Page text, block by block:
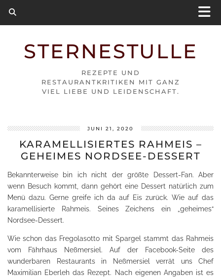
STERNESTULLE
REZEPTE UND
RESTAURANTKRITIKEN MIT GANZ
VIEL LIEBE UND LEIDENSCHAFT.
JUNI 21, 2020
KARAMELLISIERTES RAHMEIS –
GEHEIMES NORDSEE-DESSERT
Bekannterweise bin ich nicht der größte Dessert-Fan. Aber
wenn Besuch kommt, dann gehört eine Dessert natürlich zum
Menü dazu. Gerne greife ich da auf Eis zurück. Wie auf das
karamellisierte Rahmeis. Seines Zeichens ein „geheimes“
Nordsee-Dessert.
Wie schon das Fregolasotto mit Spargel stammt das Rahmeis
vom Fährhaus Neßmersiel. Auf der Facebook-Seite des
wunderbaren Restaurants in Neßmersiel verrät uns Chef
Maximilian Eberleh das Rezept. Nach eigenen Angaben ist es